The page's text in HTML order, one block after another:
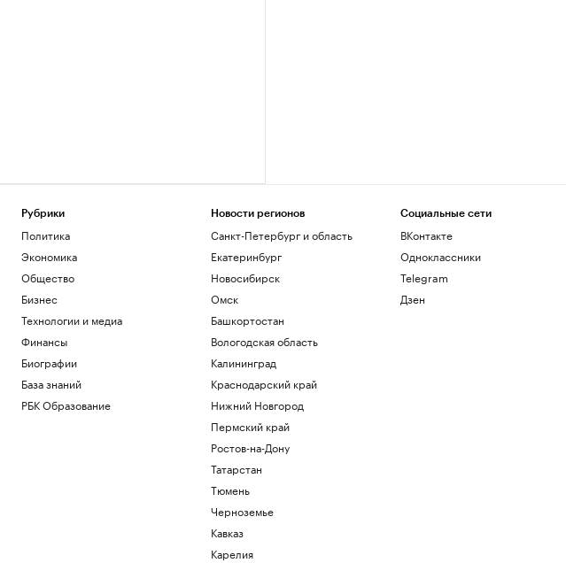
Рубрики
Политика
Экономика
Общество
Бизнес
Технологии и медиа
Финансы
Биографии
База знаний
РБК Образование
Новости регионов
Санкт-Петербург и область
Екатеринбург
Новосибирск
Омск
Башкортостан
Вологодская область
Калининград
Краснодарский край
Нижний Новгород
Пермский край
Ростов-на-Дону
Татарстан
Тюмень
Черноземье
Кавказ
Карелия
Социальные сети
ВКонтакте
Одноклассники
Telegram
Дзен